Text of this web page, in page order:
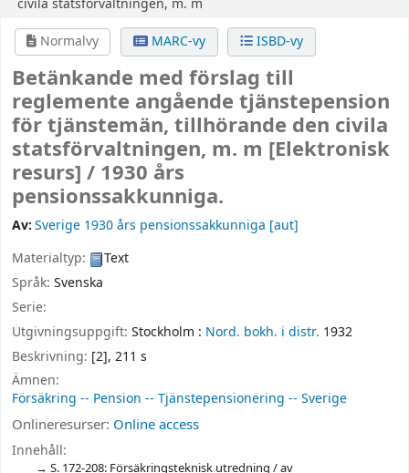
civila statsförvaltningen, m. m
Normalvy
MARC-vy ISBD-vy
Betänkande med förslag till
reglemente angående tjänstepension
för tjänstemän, tillhörande den civila
statsförvaltningen, m. m [Elektronisk
resurs] / 1930 års
pensionssakkunniga.
Av:Sverige 1930 års pensionssakkunniga [aut]
Materialtyp:
Text
Språk: Svenska
Serie:
Utgivningsuppgift: Stockholm : Nord. bokh. i distr. 1932
Beskrivning: [2], 211 s
Ämnen:
Försäkring -- Pension -- Tjänstepensionering -- Sverige
Onlineresurser: Online access
Innehåll:
S. 172-208: Försäkringsteknisk utredning / av